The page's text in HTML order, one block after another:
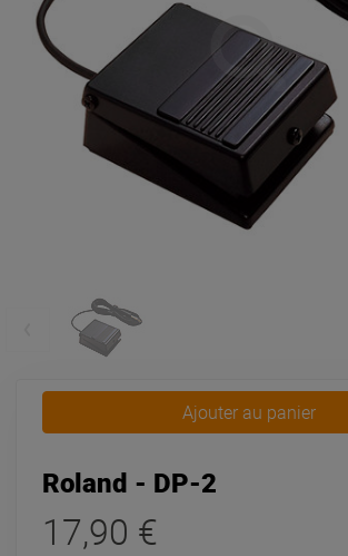
Ajouter au panier
Roland - DP-2
17,90 €